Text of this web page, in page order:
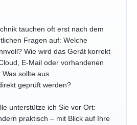
tauchen oft erst nach dem
Fragen auf: Welche
Wie wird das Gerät korrekt
E-Mail oder vorhandenen
sollte aus
geprüft werden?
unterstütze ich Sie vor Ort:
praktisch – mit Blick auf Ihre